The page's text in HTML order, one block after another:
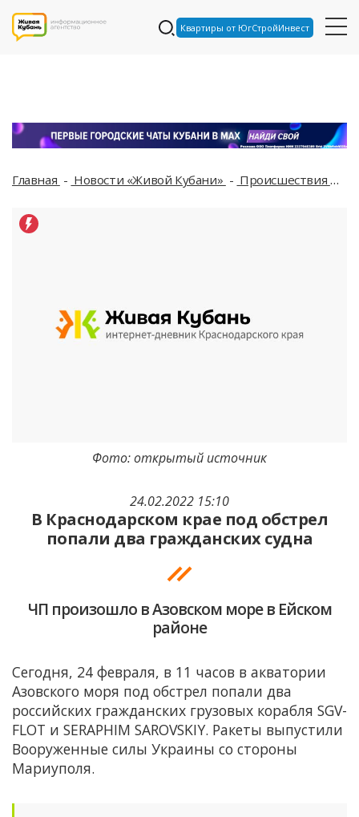
Квартиры от ЮгСтройИнвест
Главная Новости «Живой Кубани» Происшествия
24.02.2022 15:10
В Краснодарском крае под обстрел
попали два гражданских судна
ЧП произошло в Азовском море в Ейском
районе
Фото: открытый источник
Сегодня, 24 февраля, в 11 часов в акватории
Азовского моря под обстрел попали два
российских гражданских грузовых корабля SGV-
FLOT и SERAPHIM SAROVSKIY. Ракеты выпустили
Вооруженные силы Украины со стороны
Мариуполя.